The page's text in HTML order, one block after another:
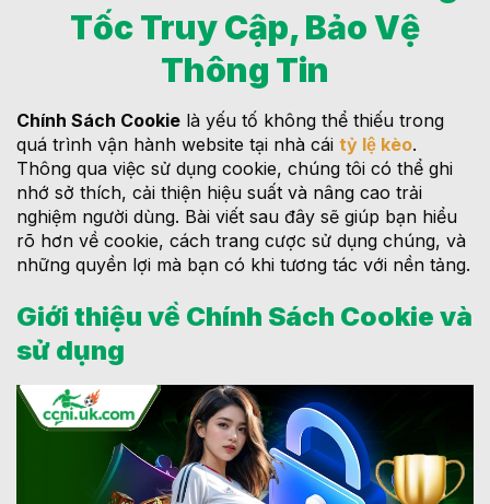
Tốc Truy Cập, Bảo Vệ
Thông Tin
Chính Sách Cookie là yếu tố không thể thiếu trong
quá trình vận hành website tại nhà cái tỷ lệ kèo.
Thông qua việc sử dụng cookie, chúng tôi có thể ghi
nhớ sở thích, cải thiện hiệu suất và nâng cao trải
nghiệm người dùng. Bài viết sau đây sẽ giúp bạn hiểu
rõ hơn về cookie, cách trang cược sử dụng chúng, và
những quyền lợi mà bạn có khi tương tác với nền tảng.
Giới thiệu về Chính Sách Cookie và
sử dụng